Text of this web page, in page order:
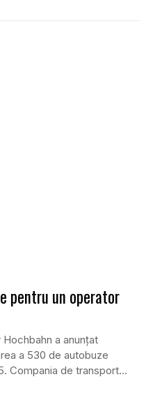
pentru un operator
a anunțat
a 530 de autobuze
Compania de transport